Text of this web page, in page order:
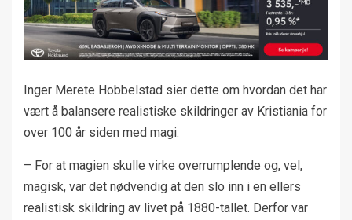
Inger Merete Hobbelstad sier dette om hvordan det har
vært å balansere realistiske skildringer av Kristiania for
over 100 år siden med magi:
– For at magien skulle virke overrumplende og, vel,
magisk, var det nødvendig at den slo inn i en ellers
realistisk skildring av livet på 1880-tallet. Derfor var